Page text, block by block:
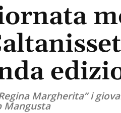
Margherita” i
Mangusta